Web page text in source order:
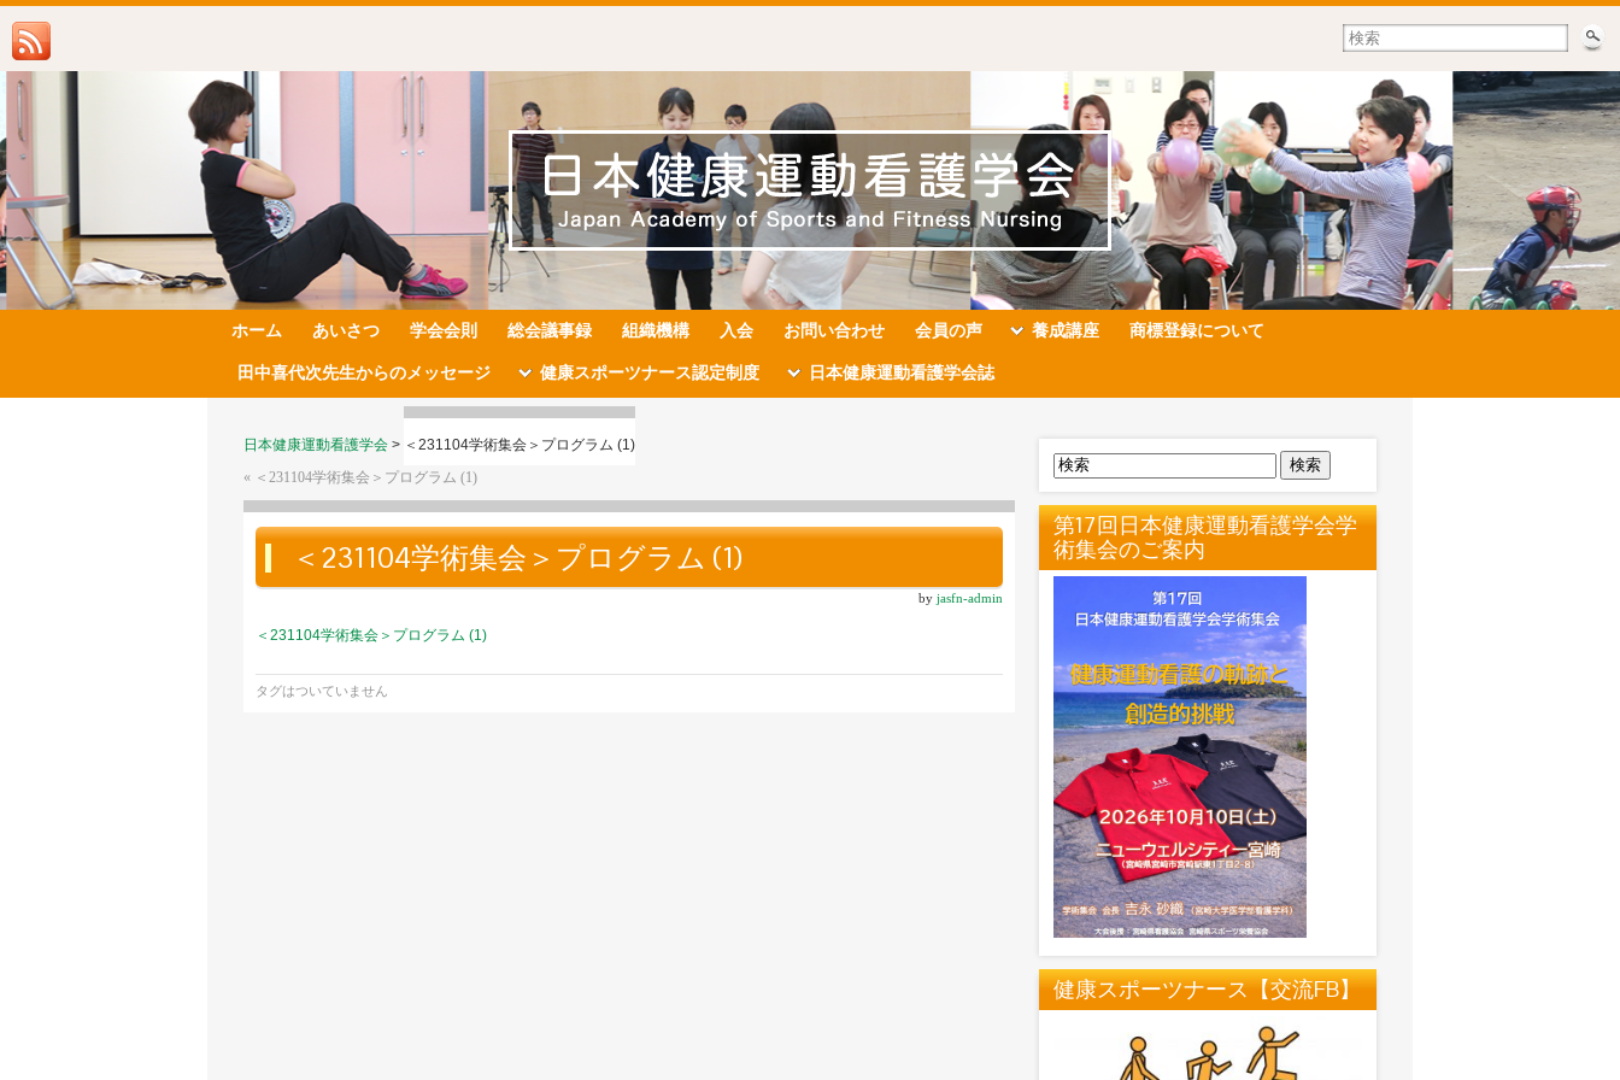
ホーム あいさつ 学会会則 総会議事録 組織機構 入会 お問い合わせ 会員の声 養成講座 商標登録について
田中喜代次先生からのメッセージ 健康スポーツナース認定制度 日本健康運動看護学会誌
日本健康運動看護学会 > ＜231104学術集会＞プログラム (1)
« ＜231104学術集会＞プログラム (1)
＜231104学術集会＞プログラム (1)
by jasfn-admin
＜231104学術集会＞プログラム (1)
タグはついていません
検索
第17回日本健康運動看護学会学
術集会のご案内
健康スポーツナース【交流FB】